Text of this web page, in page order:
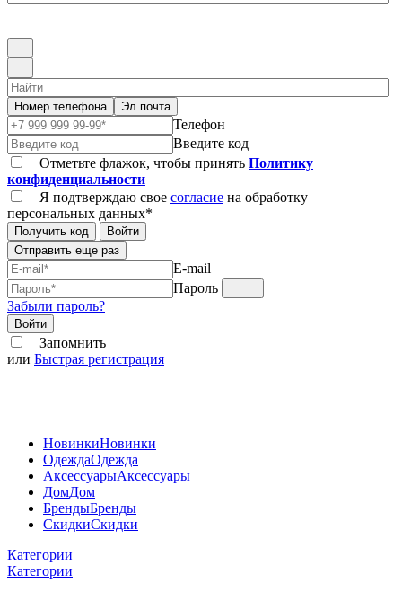
Номер телефона Эл.почта
Телефон
Введите код
Отметьте флажок, чтобы принять Политику
конфиденциальности
Я подтверждаю свое согласие на обработку
персональных данных*
Получить код
Войти
Отправить еще раз
E-mail
Пароль
Забыли пароль?
Войти
Запомнить
или Быстрая регистрация
НовинкиНовинки
ОдеждаОдежда
АксессуарыАксессуары
ДомДом
БрендыБренды
СкидкиСкидки
Категории
Категории